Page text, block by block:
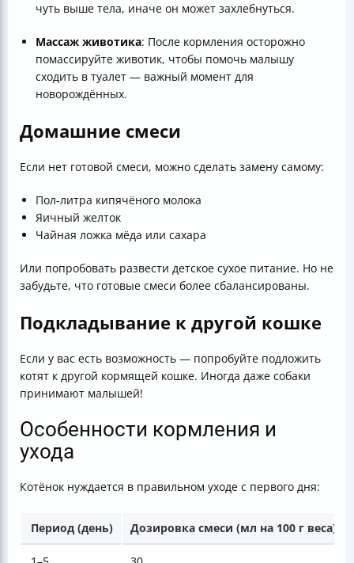
чуть выше тела, иначе он может захлебнуться.
Массаж животика: После кормления осторожно
помассируйте животик, чтобы помочь малышу
сходить в туалет — важный момент для
новорождённых.
Домашние смеси
Если нет готовой смеси, можно сделать замену самому:
Пол-литра кипячёного молока
Яичный желток
Чайная ложка мёда или сахара
Или попробовать развести детское сухое питание. Но не
забудьте, что готовые смеси более сбалансированы.
Подкладывание к другой кошке
Если у вас есть возможность — попробуйте подложить
котят к другой кормящей кошке. Иногда даже собаки
принимают малышей!
Особенности кормления и
ухода
Котёнок нуждается в правильном уходе с первого дня:
Период (день) Дозировка смеси (мл на 100 г веса)